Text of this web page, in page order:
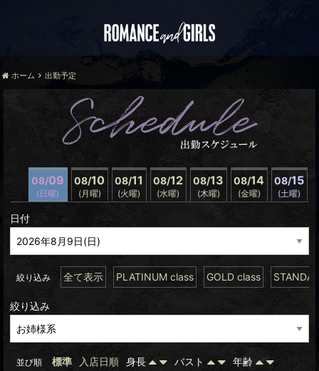
ホーム 出勤予定
08/09
(日曜)
08/10
(月曜)
08/11
(火曜)
08/12
(水曜)
08/13
(木曜)
08/14
(金曜)
08/15
(土曜)
日付
絞り込み 全て表示 PLATINUM class GOLD class
絞り込み
並び順 標準 入店日順 身長 バスト 年齢